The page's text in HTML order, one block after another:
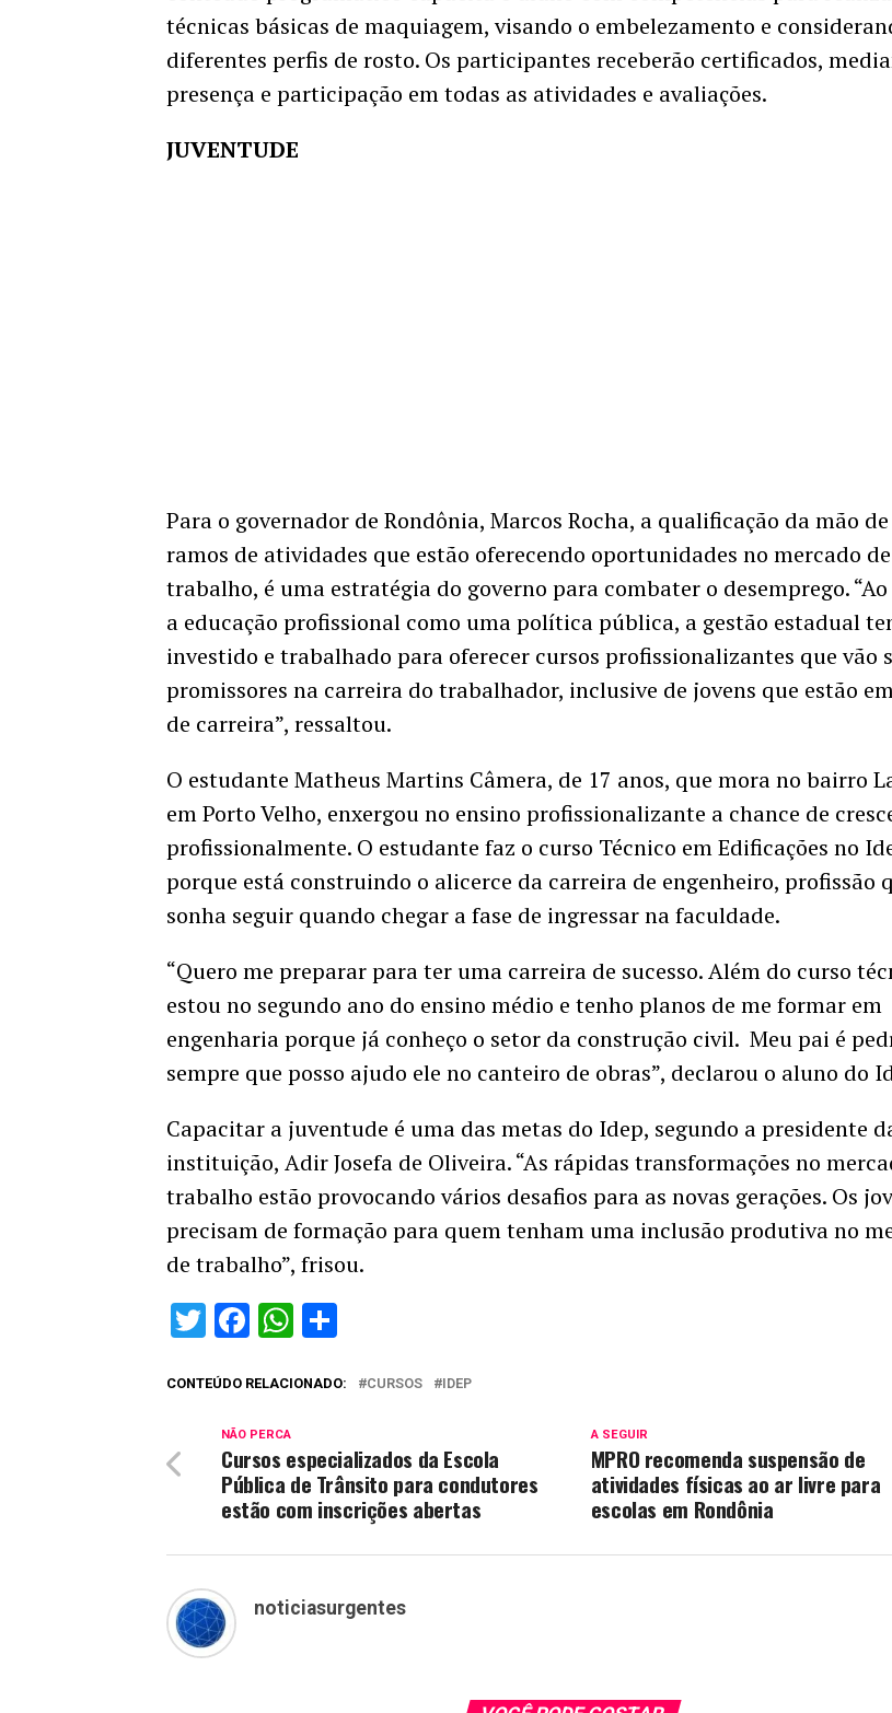
técnicas básicas de maquiagem, visando o embelezamento e
diferentes perfis de rosto. Os participantes receberão certificados,
presença e participação em todas as atividades e avaliações.
JUVENTUDE
Para o governador de Rondônia, Marcos Rocha, a qualificação da mão
ramos de atividades que estão oferecendo oportunidades no mercado de
trabalho, é uma estratégia do governo para combater o desemprego.
a educação profissional como uma política pública, a gestão estadual
investido e trabalhado para oferecer cursos profissionalizantes que vão
promissores na carreira do trabalhador, inclusive de jovens que estão
de carreira”, ressaltou.
O estudante Matheus Martins Câmera, de 17 anos, que mora no bairro
em Porto Velho, enxergou no ensino profissionalizante a chance de
profissionalmente. O estudante faz o curso Técnico em Edificações no
porque está construindo o alicerce da carreira de engenheiro, profissão
sonha seguir quando chegar a fase de ingressar na faculdade.
“Quero me preparar para ter uma carreira de sucesso. Além do curso
estou no segundo ano do ensino médio e tenho planos de me formar em
engenharia porque já conheço o setor da construção civil. Meu pai é
sempre que posso ajudo ele no canteiro de obras”, declarou o aluno do
Capacitar a juventude é uma das metas do Idep, segundo a presidente
instituição, Adir Josefa de Oliveira. “As rápidas transformações no
trabalho estão provocando vários desafios para as novas gerações. Os
precisam de formação para quem tenham uma inclusão produtiva no
de trabalho”, frisou.
Twitter
Facebook
WhatsApp
CONTEÚDO RELACIONADO: CURSOS IDEP
A SEGUIR
MPRO recomenda suspensão de
atividades físicas ao ar livre para
escolas em Rondônia
NÃO PERCA
Cursos especializados da Escola
Pública de Trânsito para condutores
estão com inscrições abertas
noticiasurgentes